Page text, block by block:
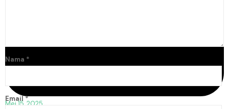
Mei 15, 2025
Nama *
Email*